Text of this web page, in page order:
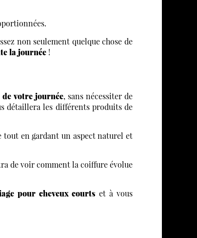
non seulement quelque chose de
la journée !
votre journée, sans nécessiter de
détaillera les différents produits de
tout en gardant un aspect naturel et
de voir comment la coiffure évolue
pour cheveux courts et à vous